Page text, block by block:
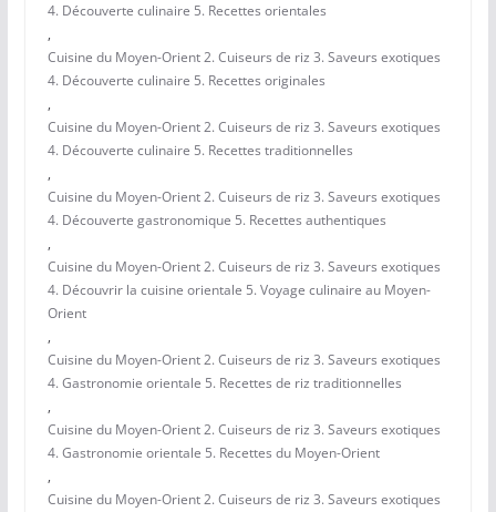
4. Découverte culinaire 5. Recettes orientales
,
Cuisine du Moyen-Orient 2. Cuiseurs de riz 3. Saveurs exotiques
4. Découverte culinaire 5. Recettes originales
,
Cuisine du Moyen-Orient 2. Cuiseurs de riz 3. Saveurs exotiques
4. Découverte culinaire 5. Recettes traditionnelles
,
Cuisine du Moyen-Orient 2. Cuiseurs de riz 3. Saveurs exotiques
4. Découverte gastronomique 5. Recettes authentiques
,
Cuisine du Moyen-Orient 2. Cuiseurs de riz 3. Saveurs exotiques
4. Découvrir la cuisine orientale 5. Voyage culinaire au Moyen-
Orient
,
Cuisine du Moyen-Orient 2. Cuiseurs de riz 3. Saveurs exotiques
4. Gastronomie orientale 5. Recettes de riz traditionnelles
,
Cuisine du Moyen-Orient 2. Cuiseurs de riz 3. Saveurs exotiques
4. Gastronomie orientale 5. Recettes du Moyen-Orient
,
Cuisine du Moyen-Orient 2. Cuiseurs de riz 3. Saveurs exotiques